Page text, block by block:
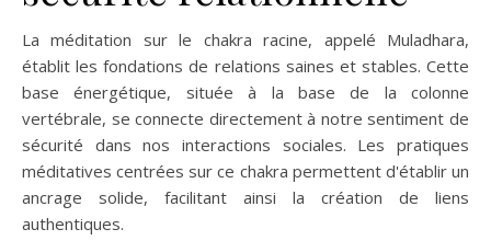
La méditation sur le chakra racine, appelé Muladhara,
établit les fondations de relations saines et stables. Cette
base énergétique, située à la base de la colonne
vertébrale, se connecte directement à notre sentiment de
sécurité dans nos interactions sociales. Les pratiques
méditatives centrées sur ce chakra permettent d'établir un
ancrage solide, facilitant ainsi la création de liens
authentiques.